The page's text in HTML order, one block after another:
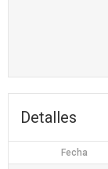
Detalles
Fecha